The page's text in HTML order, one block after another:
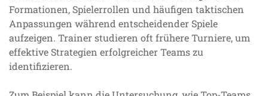
Formationen, Spielerrollen und häufigen taktischen
Anpassungen während entscheidender Spiele
aufzeigen. Trainer studieren oft frühere Turniere, um
effektive Strategien erfolgreicher Teams zu
identifizieren.